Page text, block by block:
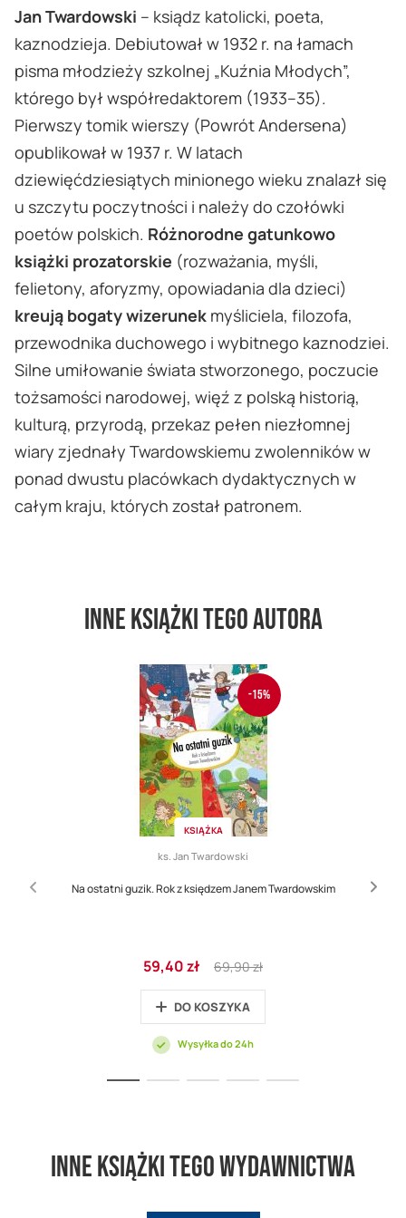
Jan Twardowski – ksiądz katolicki, poeta,
kaznodzieja. Debiutował w 1932 r. na łamach
pisma młodzieży szkolnej „Kuźnia Młodych”,
którego był współredaktorem (1933–35).
Pierwszy tomik wierszy (Powrót Andersena)
opublikował w 1937 r. W latach
dziewięćdziesiątych minionego wieku znalazł się
u szczytu poczytności i należy do czołówki
poetów polskich. Różnorodne gatunkowo
książki prozatorskie (rozważania, myśli,
felietony, aforyzmy, opowiadania dla dzieci)
kreują bogaty wizerunek myśliciela, filozofa,
przewodnika duchowego i wybitnego kaznodziei.
Silne umiłowanie świata stworzonego, poczucie
tożsamości narodowej, więź z polską historią,
kulturą, przyrodą, przekaz pełen niezłomnej
wiary zjednały Twardowskiemu zwolenników w
ponad dwustu placówkach dydaktycznych w
całym kraju, których został patronem.
Inne książki tego autora
-15%
KSIĄŻKA
ks. Jan Twardowski
Na ostatni guzik. Rok z księdzem Janem Twardowskim
Cena
promocyjna
59,40 zł
Regular
Price
69,90 zł
DO KOSZYKA
Wysyłka do 24h
Inne książki tego wydawnictwa